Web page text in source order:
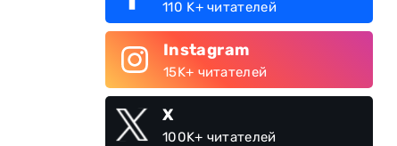
110 K+ читателей
Instagram
15K+ читателей
X
100K+ читателей